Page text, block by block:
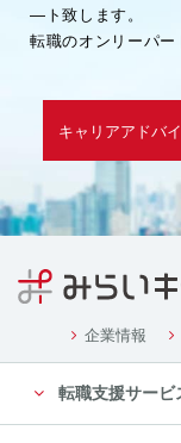
―ト致します。
転職のオンリーパー
キャリアアドバ
企業情報
転職支援サービ